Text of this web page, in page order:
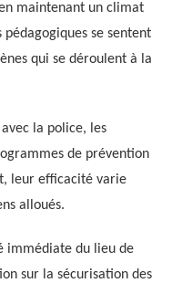
maintenant un climat
pédagogiques se sentent
qui se déroulent à la
la police, les
de prévention
leur efficacité varie
alloués.
immédiate du lieu de
sur la sécurisation des